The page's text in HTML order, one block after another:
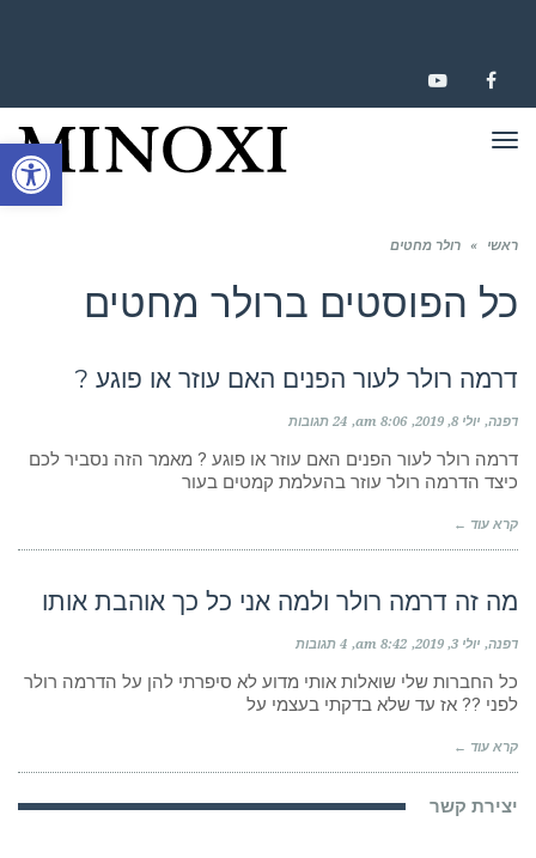
פתח
FACEBOOK
YOUTUBE
תפריט
ראשי » רולר מחטים
כל הפוסטים ברולר מחטים
דרמה רולר לעור הפנים האם עוזר או פוגע ?
דפנה יולי 8, 2019 8:06 am 24 תגובות
דרמה רולר לעור הפנים האם עוזר או פוגע ? מאמר הזה נסביר לכם
כיצד הדרמה רולר עוזר בהעלמת קמטים בעור
קרא עוד ←
מה זה דרמה רולר ולמה אני כל כך אוהבת אותו
דפנה יולי 3, 2019 8:42 am 4 תגובות
כל החברות שלי שואלות אותי מדוע לא סיפרתי להן על הדרמה רולר
לפני ?? אז עד שלא בדקתי בעצמי על
קרא עוד ←
יצירת קשר